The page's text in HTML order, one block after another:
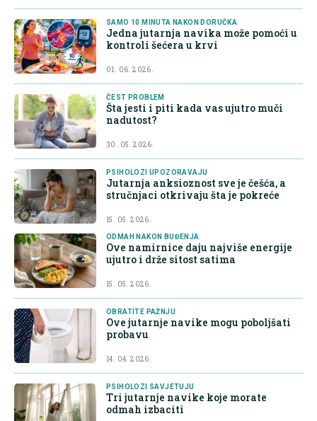
SAMO 10 MINUTA NAKON DORUČKA
Jedna jutarnja navika može pomoći u
kontroli šećera u krvi
01. 06. 2026.
ČEST PROBLEM
Šta jesti i piti kada vas ujutro muči
nadutost?
30. 05. 2026.
PSIHOLOZI UPOZORAVAJU
Jutarnja anksioznost sve je češća, a
stručnjaci otkrivaju šta je pokreće
15. 05. 2026.
ODMAH NAKON BUĐENJA
Ove namirnice daju najviše energije
ujutro i drže sitost satima
15. 05. 2026.
OBRATITE PAŽNJU
Ove jutarnje navike mogu poboljšati
probavu
14. 04. 2026.
PSIHOLOZI SAVJETUJU
Tri jutarnje navike koje morate
odmah izbaciti